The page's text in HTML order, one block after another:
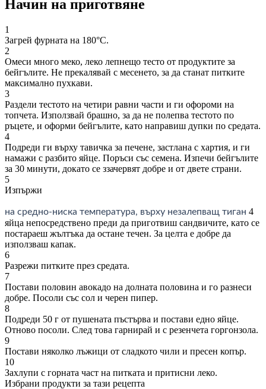
Начин на приготвяне
1
Загрей фурната на 180°С.
2
Омеси много меко, леко лепнещо тесто от продуктите за
бейгълите. Не прекалявай с месенето, за да станат питките
максимално пухкави.
3
Раздели тестото на четири равни части и ги офороми на
топчета. Използвай брашно, за да не полепва тестото по
ръцете, и оформи бейгълите, като направиш дупки по средата.
4
Подреди ги върху тавичка за печене, застлана с хартия, и ги
намажи с разбито яйце. Поръси със семена. Изпечи бейгълите
за 30 минути, докато се ззачервят добре и от двете страни.
5
Изпържи
на средно-ниска температура, върху незалепващ тиган 4
яйца непосредствено преди да приготвиш сандвичите, като се
постараеш жълтъка да остане течен. За целта е добре да
използваш капак.
6
Разрежи питките през средата.
7
Постави половин авокадо на долната половина и го разнеси
добре. Посоли със сол и черен пипер.
8
Подреди 50 г от пушената пъстърва и постави едно яйце.
Отново посоли. След това гарнирай и с резенчета горгонзола.
9
Постави няколко лъжици от сладкото чили и пресен копър.
10
Захлупи с горната част на питката и притисни леко.
Избрани продукти за тази рецепта